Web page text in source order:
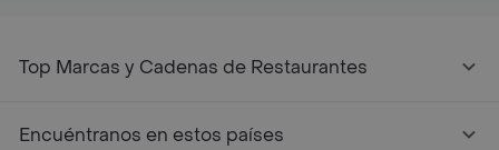
Top Marcas y Cadenas de Restaurantes
Encuéntranos en estos países